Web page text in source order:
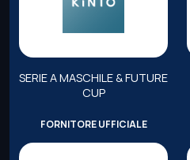
SERIE A MASCHILE & FUTURE
CUP
FORNITORE UFFICIALE